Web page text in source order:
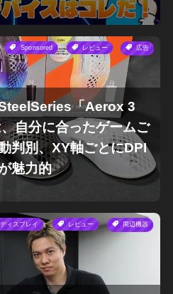
Sponsored レビュー 広告
「Aerox 3
自分に合ったゲームご
判別、XY軸ごとにDPI
魅力的
ディスプレイ レビュー 周辺機器